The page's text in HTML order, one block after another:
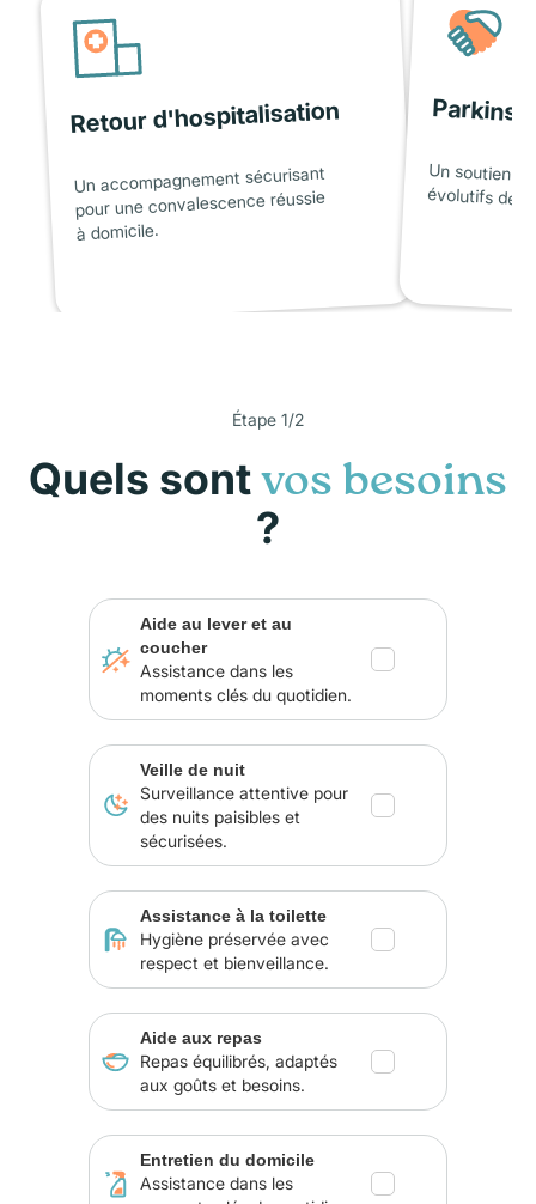
Retour d'hospitalisation
Un accompagnement sécurisant
pour une convalescence réussie
à domicile.
Un soutien
évolutifs de
Étape 1/2
Quels sont vos besoins
?
Aide au lever et au
coucher
Assistance dans les
moments clés du quotidien.
Veille de nuit
Surveillance attentive pour
des nuits paisibles et
sécurisées.
Assistance à la toilette
Hygiène préservée avec
respect et bienveillance.
Aide aux repas
Repas équilibrés, adaptés
aux goûts et besoins.
Entretien du domicile
Assistance dans les